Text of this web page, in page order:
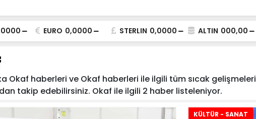
EURO 0,0000 STERLIN 0,0000 ALTIN 000,00
Okaf haberleri ve Okaf haberleri ile ilgili tüm sıcak gelişmeleri
takip edebilirsiniz. Okaf ile ilgili 2 haber listeleniyor.
KÜLTÜR - SANAT